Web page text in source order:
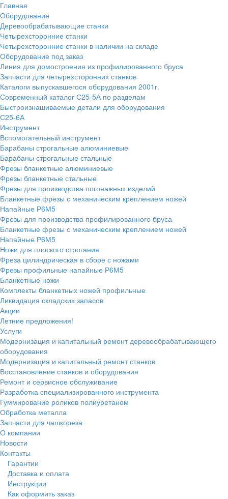
Главная
Оборудование
Деревообрабатывающие станки
Четырехсторонние станки
Четырехсторонние станки в наличии на складе
Оборудование под заказ
Линия для домостроения из профилированного бруса
Запчасти для четырехсторонних станков
Каталоги выпускавшегося оборудования 2001г.
Современный каталог С25-5А по разделам
Быстроизнашиваемые детали для оборудования
С25-6А
Инструмент
Вспомогательный инструмент
Барабаны строгальные алюминиевые
Барабаны строгальные стальные
Фрезы бланкетные алюминиевые
Фрезы бланкетные стальные
Фрезы для производства погонажных изделий
Бланкетные фрезы с механическим креплением ножей
Напайные Р6М5
Фрезы для производства профилированного бруса
Бланкетные фрезы с механическим креплением ножей
Напайные Р6М5
Ножи для плоского строгания
Фреза цилиндрическая в сборе с ножами
Фрезы профильные напайные Р6М5
Бланкетные ножи
Комплекты бланкетных ножей профильные
Ликвидация складских запасов
Акции
Летние предложения!
Услуги
Модернизация и капитальный ремонт деревообрабатывающего
оборудования
Модернизация и капитальный ремонт станков
Восстановление станков и оборудования
Ремонт и сервисное обслуживание
Разработка специализированного инструмента
Гуммирование роликов полиуретаном
Обработка металла
Запчасти для чашкореза
О компании
Новости
Контакты
Гарантии
Доставка и оплата
Инструкции
Как оформить заказ